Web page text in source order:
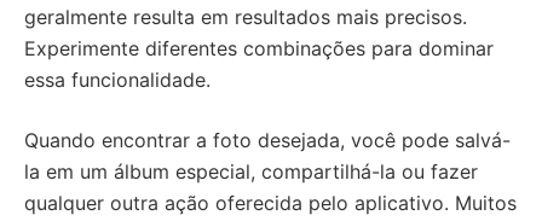
geralmente resulta em resultados mais precisos.
Experimente diferentes combinações para dominar
essa funcionalidade.
Quando encontrar a foto desejada, você pode salvá-
la em um álbum especial, compartilhá-la ou fazer
qualquer outra ação oferecida pelo aplicativo. Muitos